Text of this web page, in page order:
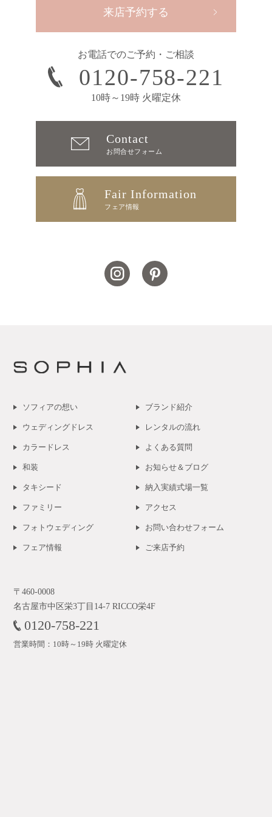
来店予約する
お電話でのご予約・ご相談
0120-758-221
10時～19時 火曜定休
Contact
お問合せフォーム
Fair Information
フェア情報
ソフィアの想い
ウェディングドレス
カラードレス
和装
タキシード
ファミリー
フォトウェディング
フェア情報
ブランド紹介
レンタルの流れ
よくある質問
お知らせ＆ブログ
納入実績式場一覧
アクセス
お問い合わせフォーム
ご来店予約
〒460-0008
名古屋市中区栄3丁目14-7 RICCO栄4F
0120-758-221
営業時間：10時～19時 火曜定休